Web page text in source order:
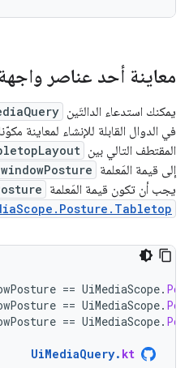
معاينة أحد عناصر
يمكنك استدعاء الدالتَين
في الدوال القابلة للإنشاء لمعاينة
المقتطف التالي بين
إلى قيمة المَعلمة windowPosture
يجب أن تكون قيمة المَعلمة
== UiMediaScope.
== UiMediaScope.
== UiMediaScope.
UiMediaQuery. kt